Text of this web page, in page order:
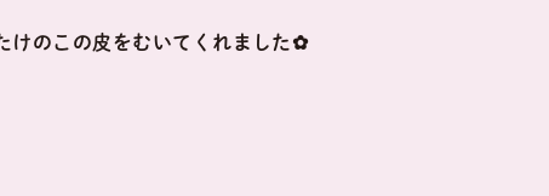
けのこの皮をむいてくれました✿